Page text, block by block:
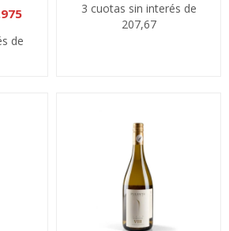
de
3 cuotas sin interés de
207,67